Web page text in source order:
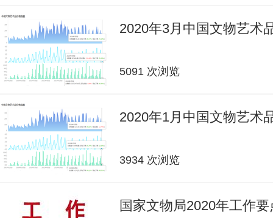
2020年3月中国文物艺术
5091 次浏览
2020年1月中国文物艺术
3934 次浏览
国家文物局2020年工作要